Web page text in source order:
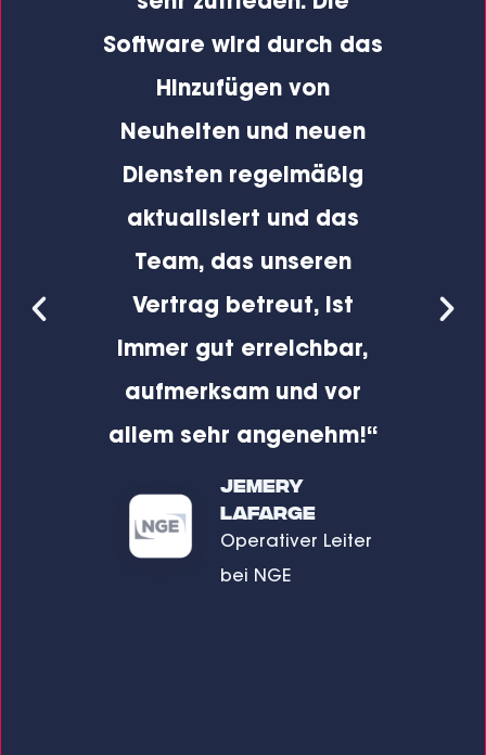
Software wird durch das
Hinzufügen von
Neuheiten und neuen
Diensten regelmäßig
aktualisiert und das
Team, das unseren
Vertrag betreut, ist
immer gut erreichbar,
aufmerksam und vor
allem sehr angenehm!“
Jemery
Lafarge
Operativer Leiter
bei NGE